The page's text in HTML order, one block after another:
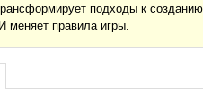
подходы к
меняет правила игры.